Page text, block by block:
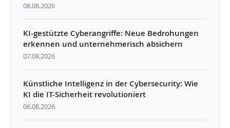
08.08.2026
KI-gestützte Cyberangriffe: Neue Bedrohungen
erkennen und unternehmerisch absichern
07.08.2026
Künstliche Intelligenz in der Cybersecurity: Wie
KI die IT-Sicherheit revolutioniert
06.08.2026